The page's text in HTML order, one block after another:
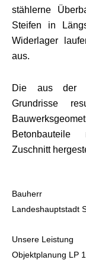
stählerne
Steifen in
Widerlager
aus.
Die aus der
Grundrisse
Betonbauteile
Zuschnitt
Bauherr
Landeshauptstadt
Unsere Leistung
Objektplanung LP